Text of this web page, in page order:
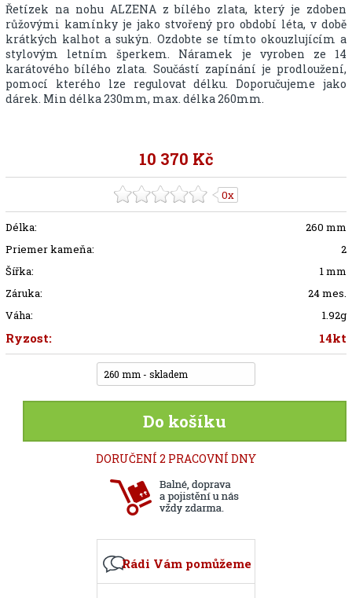
Řetízek na nohu ALZENA z bílého zlata, který je zdoben
růžovými kamínky je jako stvořený pro období léta, v době
krátkých kalhot a sukýn. Ozdobte se tímto okouzlujícím a
stylovým letním šperkem. Náramek je vyroben ze 14
karátového bílého zlata. Součástí zapínání je prodloužení,
pomocí kterého lze regulovat délku. Doporučujeme jako
dárek. Min délka 230mm, max. délka 260mm.
10 370 Kč
0x
Délka:
260 mm
Priemer kameňa:
2
Šířka:
1 mm
Záruka:
24 mes.
Váha:
1.92g
Ryzost: 14kt
260 mm - skladem
Do košíku
DORUČENÍ 2 PRACOVNÍ DNY
Rádi Vám pomůžeme